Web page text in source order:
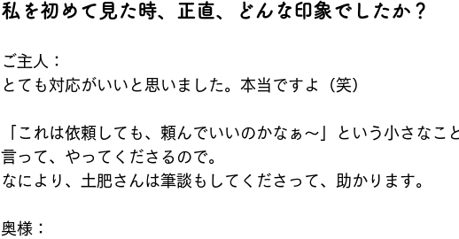
私を初めて見た時、正直、どんな印象でしたか？
ご主人：
とても対応がいいと思いました。本当ですよ（笑）
「これは依頼しても、頼んでいいのかなぁ～」という小さなこ
言って、やってくださるので。
なにより、土肥さんは筆談もしてくださって、助かります。
奥様：